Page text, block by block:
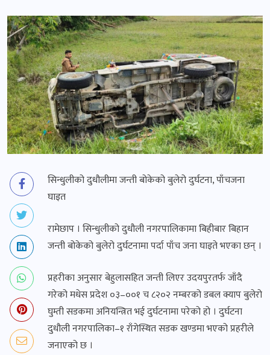
सिन्धुलीको दुधौलीमा जन्ती बोकेको बुलेरो दुर्घटना, पाँचजना
घाइत
रामेछाप । सिन्धुलीको दुधौली नगरपालिकामा बिहीबार बिहान
जन्ती बोकेको बुलेरो दुर्घटनामा पर्दा पाँच जना घाइते भएका छन् ।
प्रहरीका अनुसार बेहुलासहित जन्ती लिएर उदयपुरतर्फ जाँदै
गरेको मधेस प्रदेश ०३–००१ च ८२०२ नम्बरको डबल क्याप बुलेरो
घुम्ती सडकमा अनियन्त्रित भई दुर्घटनामा परेको हो । दुर्घटना
दुधौली नगरपालिका–१ राँगेस्थित सडक खण्डमा भएको प्रहरीले
जनाएको छ ।